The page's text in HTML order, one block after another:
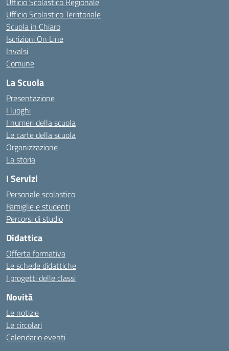
Ufficio Scolastico Territoriale
Scuola in Chiaro
Iscrizioni On Line
Invalsi
Comune
La Scuola
Presentazione
I luoghi
I numeri della scuola
Le carte della scuola
Organizzazione
La storia
I Servizi
Personale scolastico
Famiglie e studenti
Percorsi di studio
Didattica
Offerta formativa
Le schede didattiche
I progetti delle classi
Novità
Le notizie
Le circolari
Calendario eventi